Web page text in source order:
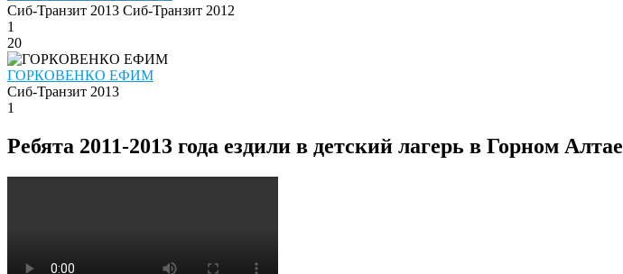
Сиб-Транзит 2013 Сиб-Транзит 2012
1
20
ГОРКОВЕНКО ЕФИМ
Сиб-Транзит 2013
1
Ребята 2011-2013 года ездили в детский лагерь в Горном Алтае